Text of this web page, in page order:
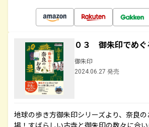
０３ 御朱印でめぐ
御朱印
2024.06.27 発売
地球の歩き方御朱印シリーズより、奈良
場！すばらしい古寺と御朱印の数々に合